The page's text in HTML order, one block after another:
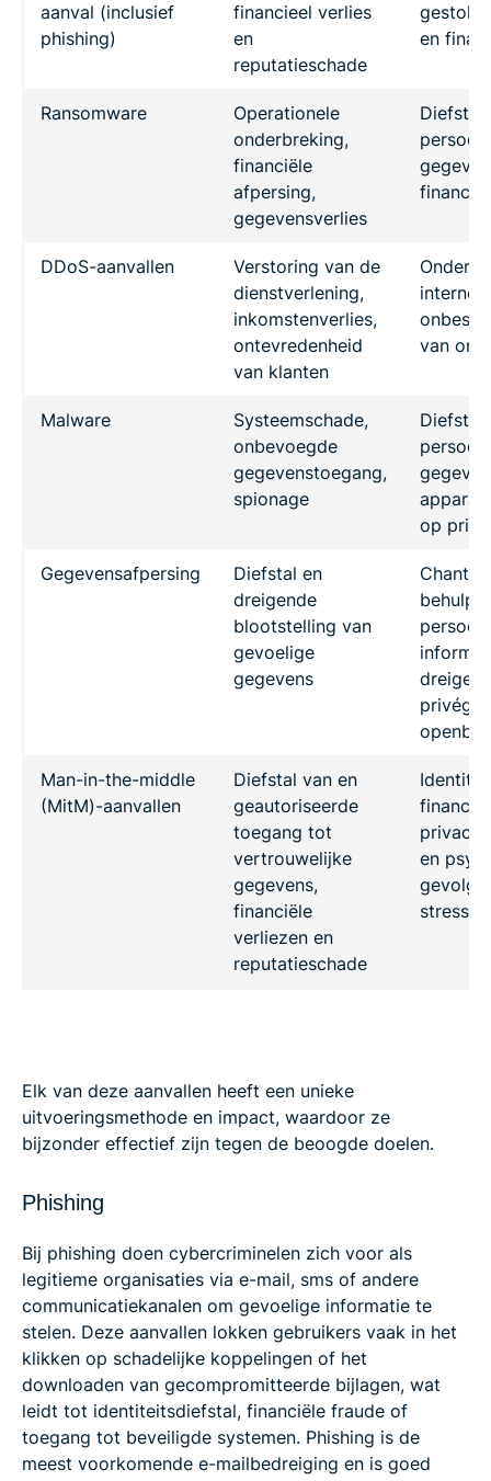
aanval (inclusief
phishing)
financieel verlies
en
reputatieschade
en
Ransomware
Operationele
onderbreking,
financiële
afpersing,
gegevensverlies
Diefstal
DDoS-aanvallen
Verstoring van de
dienstverlening,
inkomstenverlies,
ontevredenheid
van klanten
van
Malware
Systeemschade,
onbevoegde
gegevenstoegang,
spionage
Diefstal
op
Gegevensafpersing
Diefstal en
dreigende
blootstelling van
gevoelige
gegevens
behulp
Man-in-the-middle
(MitM)-aanvallen
Diefstal van en
geautoriseerde
toegang tot
vertrouwelijke
gegevens,
financiële
verliezen en
reputatieschade
en
stress
Elk van deze aanvallen heeft een unieke
uitvoeringsmethode en impact, waardoor ze
bijzonder effectief zijn tegen de beoogde doelen.
Phishing
Bij phishing doen cybercriminelen zich voor als
legitieme organisaties via e-mail, sms of andere
communicatiekanalen om gevoelige informatie te
stelen. Deze aanvallen lokken gebruikers vaak in het
klikken op schadelijke koppelingen of het
downloaden van gecompromitteerde bijlagen, wat
leidt tot identiteitsdiefstal, financiële fraude of
toegang tot beveiligde systemen. Phishing is de
meest voorkomende e-mailbedreiging en is goed